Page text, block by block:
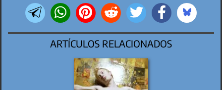
ARTÍCULOS RELACIONADOS